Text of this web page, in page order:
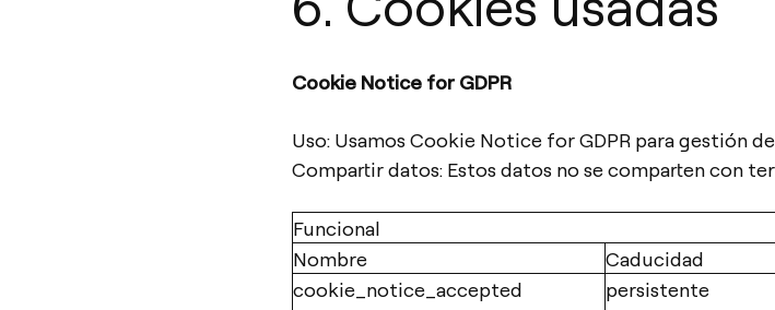
Cookie Notice for GDPR
Uso: Usamos Cookie Notice for GDPR para gestión
Compartir datos: Estos datos no se comparten con
Funcional
Nombre
Caducidad
cookie_notice_accepted
persistente